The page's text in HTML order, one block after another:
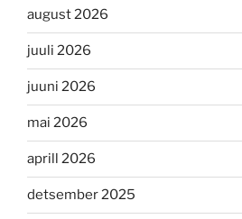
august 2026
juuli 2026
juuni 2026
mai 2026
aprill 2026
detsember 2025